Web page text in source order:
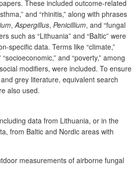
These included outcome-related
and “rhinitis,” along with phrases
,Aspergillus, Penicillium, and “fungal
such as “Lithuania” and “Baltic” were
specific data. Terms like “climate,”
“socioeconomic,” and “poverty,” among
modifiers, were included. To ensure
grey literature, equivalent search
also used.
data from Lithuania, or in the
from Baltic and Nordic areas with
measurements of airborne fungal